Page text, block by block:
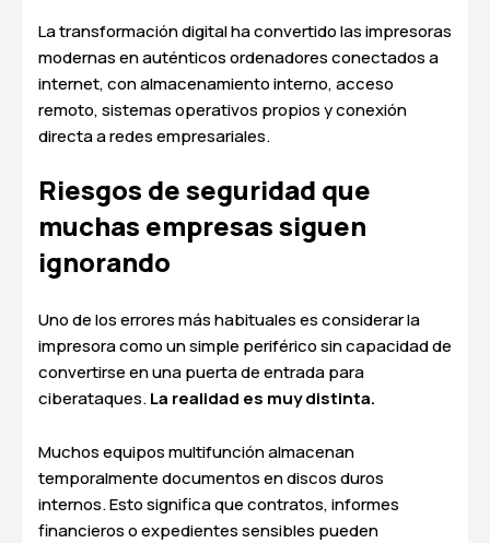
La transformación digital ha convertido las impresoras
modernas en auténticos ordenadores conectados a
internet, con almacenamiento interno, acceso
remoto, sistemas operativos propios y conexión
directa a redes empresariales.
Riesgos de seguridad que
muchas empresas siguen
ignorando
Uno de los errores más habituales es considerar la
impresora como un simple periférico sin capacidad de
convertirse en una puerta de entrada para
ciberataques.La realidad es muy distinta.
Muchos equipos multifunción almacenan
temporalmente documentos en discos duros
internos. Esto significa que contratos, informes
financieros o expedientes sensibles pueden